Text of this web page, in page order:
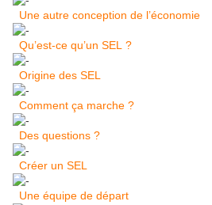
Une autre conception de l’économie
Qu’est-ce qu’un SEL ?
Origine des SEL
Comment ça marche ?
Des questions ?
Créer un SEL
Une équipe de départ